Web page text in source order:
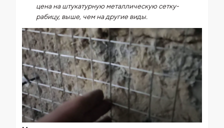
цена на штукатурную металлическую сетку-
рабицу, выше, чем на другие виды.